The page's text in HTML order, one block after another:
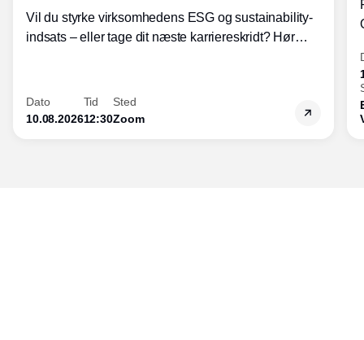
Vil du styrke virksomhedens ESG og sustainability-
indsats – eller tage dit næste karriereskridt? Hør
inden for bæredygtig forretningsudvikling - så du
skaber værdi for både samfund og bundlinje.
Dato
10.08.2026
Tid
12:30
Sted
Zoom